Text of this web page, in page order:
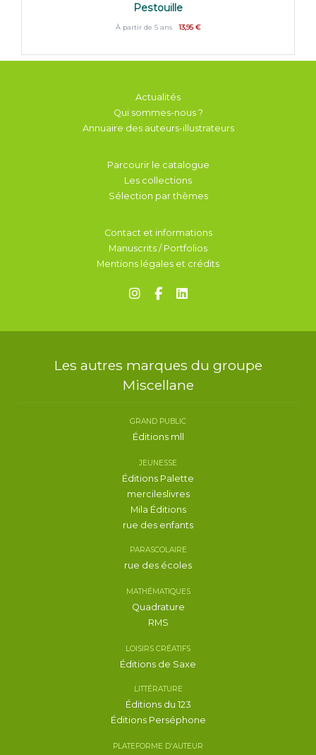
Pestouille
À partir de 5 ans 13,95 €
Actualités
Qui sommes-nous ?
Annuaire des auteurs-illustrateurs
Parcourir le catalogue
Les collections
Sélection par thèmes
Contact et informations
Manuscrits / Portfolios
Mentions légales et crédits
Les autres marques du groupe
Miscellane
GRAND PUBLIC
Éditions mll
JEUNESSE
Éditions Palette
mercileslivres
Mila Éditions
rue des enfants
PARASCOLAIRE
rue des écoles
MATHÉMATIQUES
Quadrature
RMS
LOISIRS CRÉATIFS
Éditions de Saxe
LITTÉRATURE
Éditions du 123
Éditions Perséphone
PLATEFORME D'AUTEUR